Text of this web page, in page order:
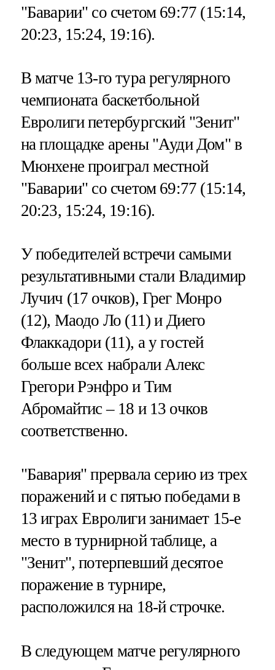
"Баварии" со счетом 69:77 (15:14,
20:23, 15:24, 19:16).
В матче 13-го тура регулярного
чемпионата баскетбольной
Евролиги петербургский "Зенит"
на площадке арены "Ауди Дом" в
Мюнхене проиграл местной
"Баварии" со счетом 69:77 (15:14,
20:23, 15:24, 19:16).
У победителей встречи самыми
результативными стали Владимир
Лучич (17 очков), Грег Монро
(12), Маодо Ло (11) и Диего
Флаккадори (11), а у гостей
больше всех набрали Алекс
Грегори Рэнфро и Тим
Абромайтис – 18 и 13 очков
соответственно.
"Бавария" прервала серию из трех
поражений и с пятью победами в
13 играх Евролиги занимает 15-е
место в турнирной таблице, а
"Зенит", потерпевший десятое
поражение в турнире,
расположился на 18-й строчке.
В следующем матче регулярного